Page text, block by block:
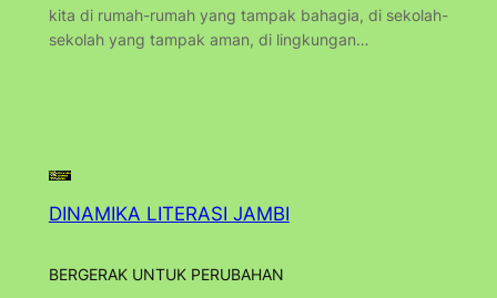
kita di rumah-rumah yang tampak bahagia, di sekolah-
sekolah yang tampak aman, di lingkungan…
DINAMIKA LITERASI JAMBI
BERGERAK UNTUK PERUBAHAN